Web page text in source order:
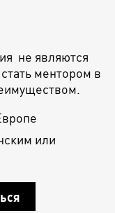
не являются
ментором в
или